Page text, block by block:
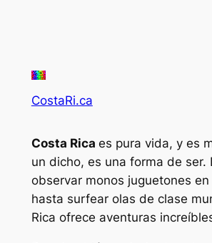
CostaRi.ca
Costa Rica es pura vida, y es
un dicho, es una forma de ser.
observar monos juguetones
hasta surfear olas de clase
Rica ofrece aventuras